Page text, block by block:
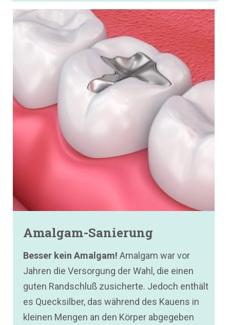
Amalgam-Sanierung
Besser kein Amalgam! Amalgam war vor
Jahren die Versorgung der Wahl, die einen
guten Randschluß zusicherte. Jedoch enthält
es Quecksilber, das während des Kauens in
kleinen Mengen an den Körper abgegeben